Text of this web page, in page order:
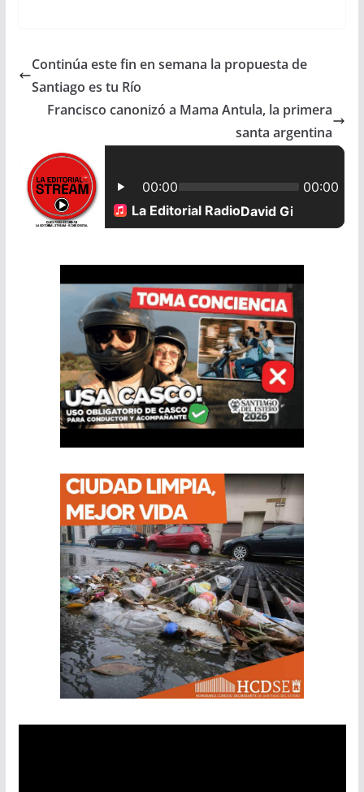
e
o
k
t
s
i
l
r
e
Continúa este fin en semana la propuesta de
Santiago es tu Río
Francisco canonizó a Mama Antula, la primera
santa argentina